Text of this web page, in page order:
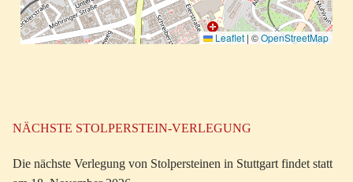
Leaflet | ©OpenStreetMap
NÄCHSTE STOLPERSTEIN-VERLEGUNG
Die nächste Verlegung von Stolpersteinen in Stuttgart findet statt